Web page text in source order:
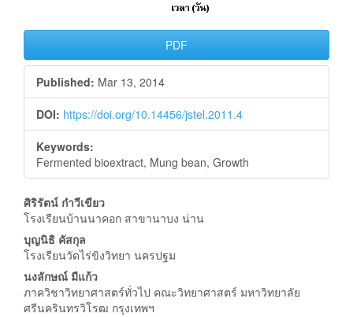
PDF
Published: Mar 13, 2014
DOI: https://doi.org/10.14456/jstel.2011.4
Keywords:
Fermented bioextract, Mung bean, Growth
Main
Article
Content
ศิริรัตน์ ก๋าวีเขียว
โรงเรียนบ้านนาคอก สาขานาบง น่าน
บุญนิธิ คัสกุล
โรงเรียนวัดไร่ขิงวิทยา นครปฐม
นงลักษณ์ มีแก้ว
ภาควิชาวิทยาศาสตร์ทั่วไป คณะวิทยาศาสตร์ มหาวิทยาลัย
ศรีนครินทรวิโรฒ กรุงเทพฯ